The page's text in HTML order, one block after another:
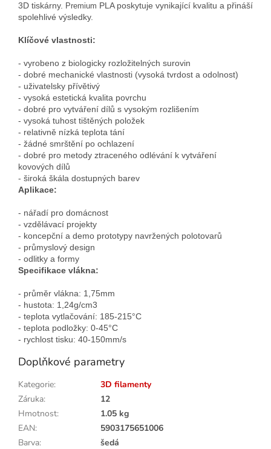
3D tiskárny. Premium PLA poskytuje vynikající kvalitu a přináší
spolehlivé výsledky.
Klíčové vlastnosti:
- vyrobeno z biologicky rozložitelných surovin
- dobré mechanické vlastnosti (vysoká tvrdost a odolnost)
- uživatelsky přívětivý
- vysoká estetická kvalita povrchu
- dobré pro vytváření dílů s vysokým rozlišením
- vysoká tuhost tištěných položek
- relativně nízká teplota tání
- žádné smrštění po ochlazení
- dobré pro metody ztraceného odlévání k vytváření
kovových dílů
- široká škála dostupných barev
Aplikace:
- nářadí pro domácnost
- vzdělávací projekty
- koncepční a demo prototypy navržených polotovarů
- průmyslový design
- odlitky a formy
Specifikace vlákna:
- průměr vlákna: 1,75mm
- hustota: 1,24g/cm3
- teplota vytlačování: 185-215°C
- teplota podložky: 0-45°C
- rychlost tisku: 40-150mm/s
Doplňkové parametry
Kategorie:
3D filamenty
Záruka:
12
Hmotnost:
1.05 kg
EAN:
5903175651006
Barva:
šedá